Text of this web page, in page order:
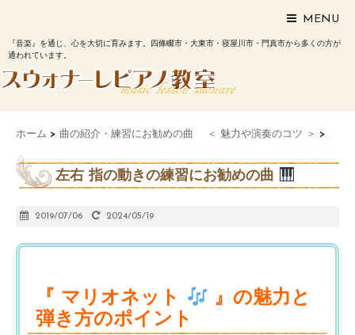
MENU
『音楽』を通じ、心を大切に育みます。四條畷市・大東市・寝屋川市・門真市から多くの方が
通われています。
ホーム > 曲の紹介・練習にお勧めの曲 ＜ 魅力や演奏のコツ ＞ >
左右 指の動きの練習にお勧めの曲
2019/07/06 2024/05/19
『 マリオネット
』の魅力と
弾き方のポイント